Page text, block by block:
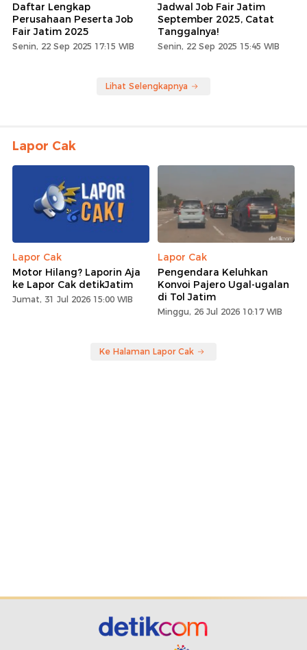
Daftar Lengkap
Perusahaan Peserta Job
Fair Jatim 2025
Senin, 22 Sep 2025 17:15 WIB
Jadwal Job Fair Jatim
September 2025, Catat
Tanggalnya!
Senin, 22 Sep 2025 15:45 WIB
Lihat Selengkapnya
Lapor Cak
Lapor Cak
Motor Hilang? Laporin Aja
ke Lapor Cak detikJatim
Jumat, 31 Jul 2026 15:00 WIB
Lapor Cak
Pengendara Keluhkan
Konvoi Pajero Ugal-ugalan
di Tol Jatim
Minggu, 26 Jul 2026 10:17 WIB
Ke Halaman Lapor Cak